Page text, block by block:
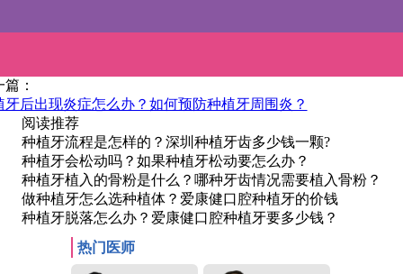
：
牙后出现炎症怎么办？如何预防种植牙周围炎？
阅读推荐
种植牙流程是怎样的？深圳种植牙齿多少钱一颗?
种植牙会松动吗？如果种植牙松动要怎么办？
种植牙植入的骨粉是什么？哪种牙齿情况需要植入骨粉？
做种植牙怎么选种植体？爱康健口腔种植牙的价钱
种植牙脱落怎么办？爱康健口腔种植牙要多少钱？
热门医师